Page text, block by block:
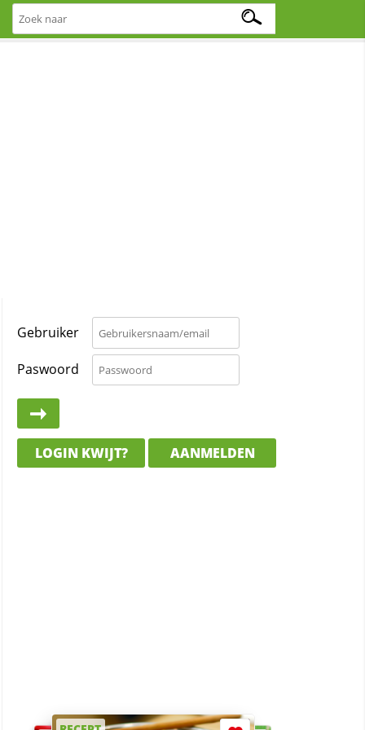
Gebruiker
Paswoord
LOGIN KWIJT? AANMELDEN